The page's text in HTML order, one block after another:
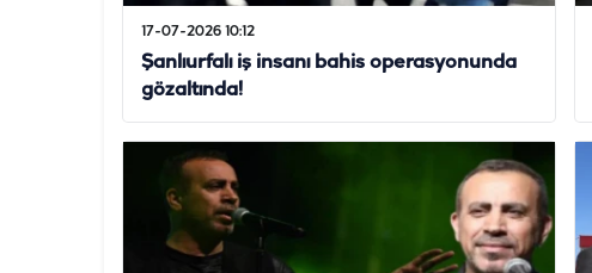
17-07-2026 10:12
Şanlıurfalı iş insanı bahis operasyonunda
gözaltında!